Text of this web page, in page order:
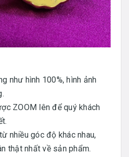
như hình 100%, hình ảnh
ZOOM lên để quý khách
nhiều góc độ khác nhau,
thật nhất về sản phẩm.